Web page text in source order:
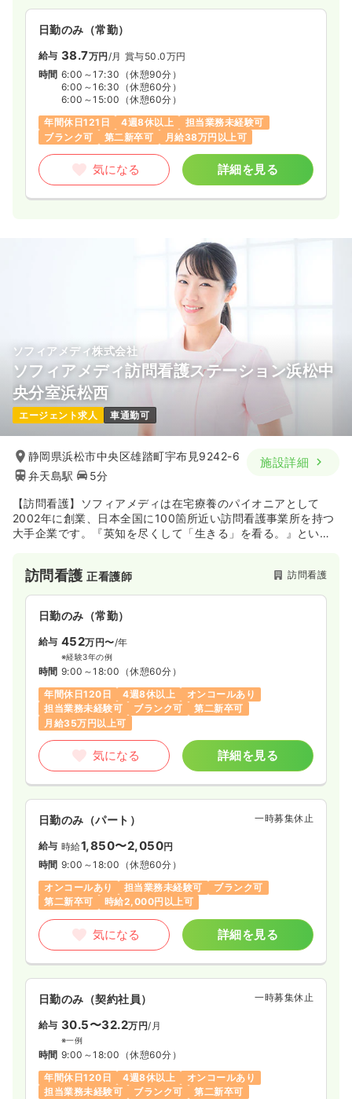
日勤のみ（常勤）
給与 38.7万円 /月 賞与50.0万円
時間 6:00～17:30 （休憩90分）
6:00～16:30 （休憩60分）
6:00～15:00 （休憩60分）
年間休日121日
4週8休以上
担当業務未経験可
ブランク可
第二新卒可 月給38万円以上可
気になる 詳細を見る
ソフィアメディ株式会社
ソフィアメディ訪問看護ステーション浜松中
央分室浜松西
エージェント求人 車通勤可
静岡県浜松市中央区雄踏町宇布見9242-6
弁天島駅
5分
施設詳細
【訪問看護】ソフィアメディは在宅療養のパイオニアとして
2002年に創業、日本全国に100箇所近い訪問看護事業所を持つ
大手企業です。『英知を尽くして「生きる」を看る。』という
です。
訪問看護正看護師 訪問看護
日勤のみ（常勤）
給与 452万円〜/年
※経験3年の例
時間 9:00～18:00 （休憩60分）
年間休日120日
4週8休以上
オンコールあり
担当業務未経験可
ブランク可
第二新卒可
月給35万円以上可
気になる 詳細を見る
日勤のみ（パート） 一時募集休止
給与 時給1,850〜2,050円
時間 9:00～18:00 （休憩60分）
オンコールあり
担当業務未経験可
ブランク可
第二新卒可
時給2,000円以上可
気になる 詳細を見る
日勤のみ（契約社員） 一時募集休止
給与 30.5〜32.2万円/月
※一例
時間 9:00～18:00 （休憩60分）
年間休日120日
4週8休以上
オンコールあり
担当業務未経験可
ブランク可
第二新卒可